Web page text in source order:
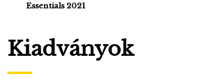
Essentials 2021
Kiadványok